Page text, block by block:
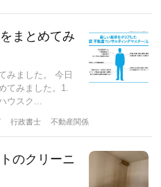
まとめてみ
みました。 今日
てみました。1.
ウスク...
行政書士 不動産関係
のクリーニ